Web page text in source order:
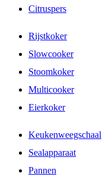
Citruspers
Rijstkoker
Slowcooker
Stoomkoker
Multicooker
Eierkoker
Keukenweegschaal
Sealapparaat
Pannen